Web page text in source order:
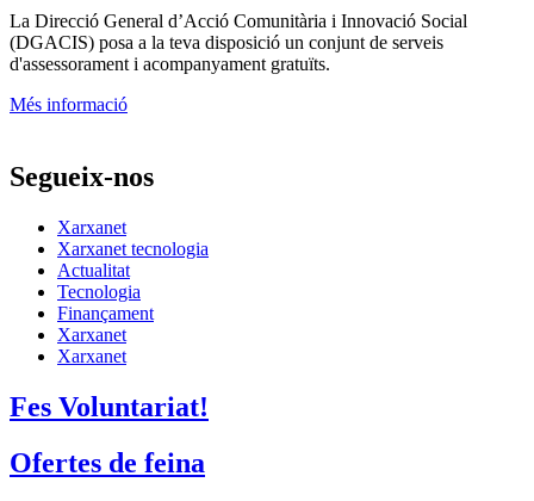
La Direcció General d’Acció Comunitària i Innovació Social
(DGACIS) posa a la teva disposició un conjunt de serveis
d'assessorament i acompanyament gratuïts.
Més informació
Segueix-nos
Xarxanet
Xarxanet tecnologia
Actualitat
Tecnologia
Finançament
Xarxanet
Xarxanet
Fes Voluntariat!
Ofertes de feina